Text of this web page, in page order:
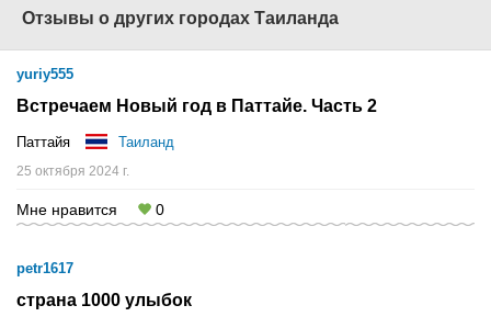
Отзывы о других городах Таиланда
yuriy555
Встречаем Новый год в Паттайе. Часть 2
Паттайя Таиланд
25 октября 2024 г.
Мне нравится 0
petr1617
страна 1000 улыбок